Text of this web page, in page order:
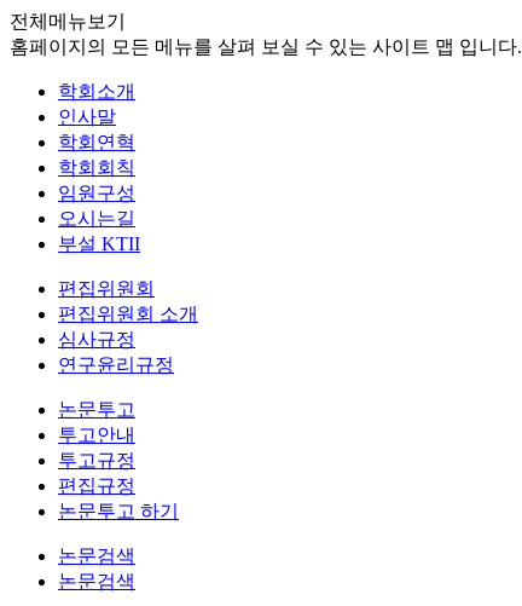
전체메뉴보기
홈페이지의 모든 메뉴를 살펴 보실 수 있는 사이트 맵 입니다.
학회소개
인사말
학회연혁
학회회칙
임원구성
오시는길
부설 KTII
편집위원회
편집위원회 소개
심사규정
연구윤리규정
논문투고
투고안내
투고규정
편집규정
논문투고 하기
논문검색
논문검색